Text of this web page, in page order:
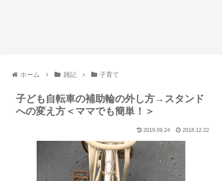
ホーム 雑記 子育て
子ども自転車の補助輪の外し方→スタンド
への変え方＜ママでも簡単！＞
2019.09.24 2018.12.22